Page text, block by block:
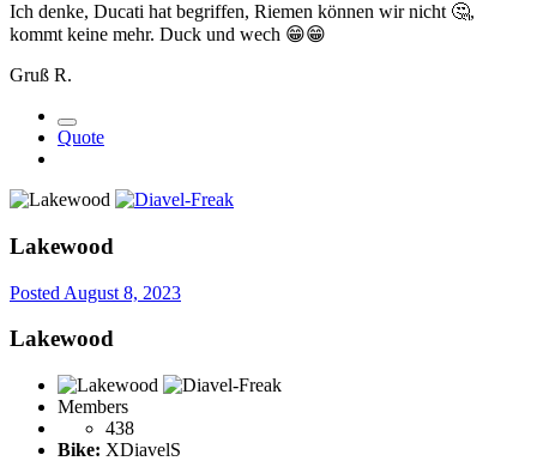
Ich denke, Ducati hat begriffen, Riemen können wir nicht 🤔,
kommt keine mehr. Duck und wech 😁😁
Gruß R.
Quote
Lakewood
Posted August 8, 2023
Lakewood
Members
438
Bike: XDiavelS